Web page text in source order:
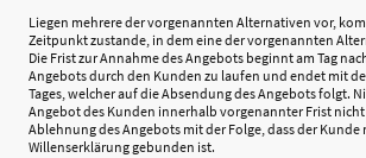
Liegen mehrere der vorgenannten Alternativen vor,
Zeitpunkt zustande, in dem eine der vorgenannten
Die Frist zur Annahme des Angebots beginnt am Tag
Angebots durch den Kunden zu laufen und endet mit
Tages, welcher auf die Absendung des Angebots folgt.
Angebot des Kunden innerhalb vorgenannter Frist nicht
Ablehnung des Angebots mit der Folge, dass der Kunde
Willenserklärung gebunden ist.